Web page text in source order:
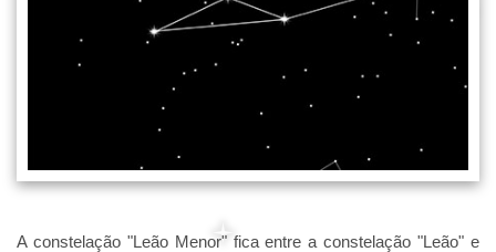
A constelação "Leão Menor" fica entre a constelação "Leão" e